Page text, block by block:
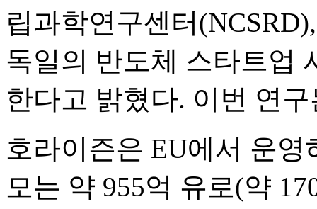
립과학연구센터
독일의 반도체 스타트업
한다고 밝혔다. 이번 연
호라이즌은 EU에서 운
모는 약 955억 유로(약